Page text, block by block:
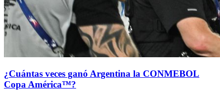
¿Cuántas veces ganó Argentina la CONMEBOL
Copa América™?